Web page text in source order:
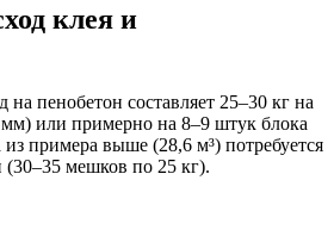
клея и
на пенобетон составляет 25–30 кг на
или примерно на 8–9 штук блока
примера выше (28,6 м³) потребуется
(30–35 мешков по 25 кг).